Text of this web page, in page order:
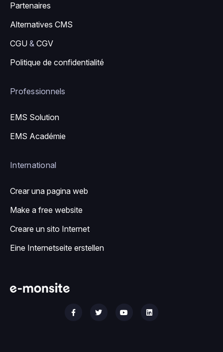
Partenaires
Alternatives CMS
CGU & CGV
Politique de confidentialité
Professionnels
EMS Solution
EMS Académie
International
Crear una pagina web
Make a free website
Creare un sito Internet
Eine Internetseite erstellen